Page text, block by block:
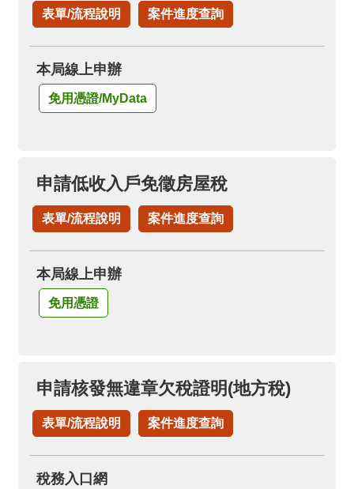
表單/流程說明 案件進度查詢
本局線上申辦
免用憑證/MyData
申請低收入戶免徵房屋稅
表單/流程說明 案件進度查詢
本局線上申辦
免用憑證
申請核發無違章欠稅證明(地方稅)
表單/流程說明 案件進度查詢
稅務入口網